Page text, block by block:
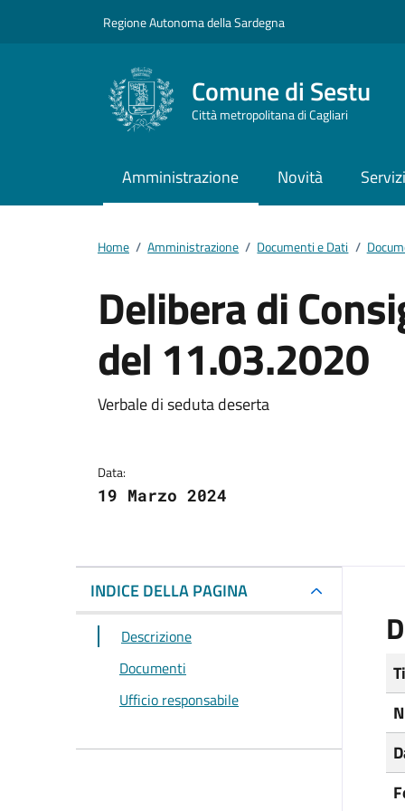
Regione Autonoma della Sardegna
Comune di Sestu
Città metropolitana di Cagliari
Amministrazione Novità Servizi
Home / Amministrazione / Documenti e Dati /
Delibera di
del 11.03.2020
Dettagli del
Verbale di seduta deserta
Data:
19 Marzo 2024
INDICE DELLA PAGINA
Descrizione
Documenti
Ufficio responsabile